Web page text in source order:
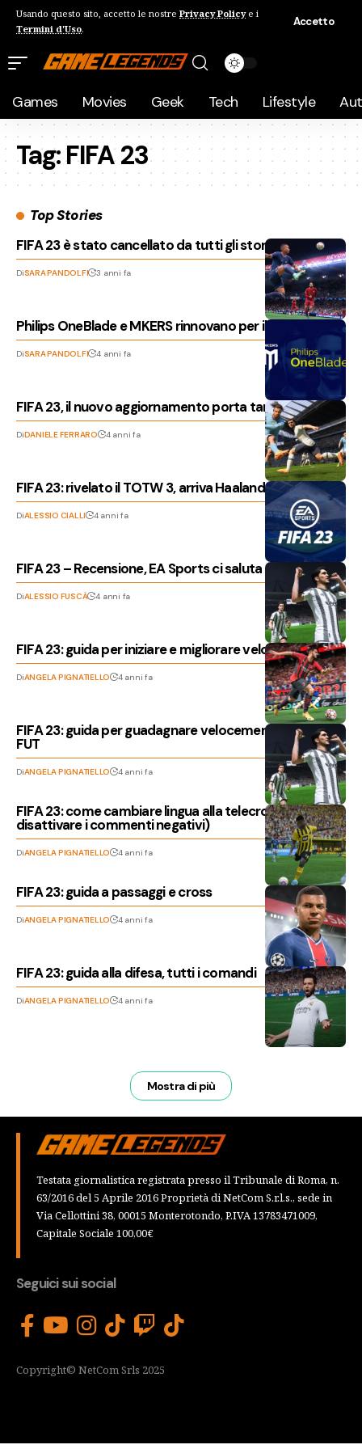
Usando questo sito, accetto le nostre Privacy Policye i
Termini d'Uso.
Accetto
Games Movies Geek Tech Lifestyle
Tag:FIFA 23
Top Stories
FIFA 23 è stato cancellato da tutti gli store digitali
DiSARA PANDOLFI 3 anni fa
Philips OneBlade e MKERS rinnovano per il 2023
DiSARA PANDOLFI 4 anni fa
FIFA 23, il nuovo aggiornamento porta tante novità
DiDANIELE FERRARO 4 anni fa
FIFA 23: rivelato il TOTW 3, arriva Haaland
DiALESSIO CIALLI 4 anni fa
FIFA 23 – Recensione, EA Sports ci saluta col botto?
DiALESSIO FUSCÀ 4 anni fa
FIFA 23: guida per iniziare e migliorare velocemente
DiANGELA PIGNATIELLO 4 anni fa
FIFA 23: guida per guadagnare velocemente crediti
FUT
DiANGELA PIGNATIELLO 4 anni fa
FIFA 23: come cambiare lingua alla telecronaca (e
disattivare i commenti negativi)
DiANGELA PIGNATIELLO 4 anni fa
FIFA 23: guida a passaggi e cross
DiANGELA PIGNATIELLO 4 anni fa
FIFA 23: guida alla difesa, tutti i comandi
DiANGELA PIGNATIELLO 4 anni fa
Mostra di più
Testata giornalistica registrata presso il Tribunale di Roma, n.
63/2016 del 5 Aprile 2016 Proprietà di NetCom S.r.l.s., sede in
Via Cellottini 38, 00015 Monterotondo, P.IVA 13783471009,
Capitale Sociale 100,00€
Seguici sui social
Copyright© NetCom Srls 2025